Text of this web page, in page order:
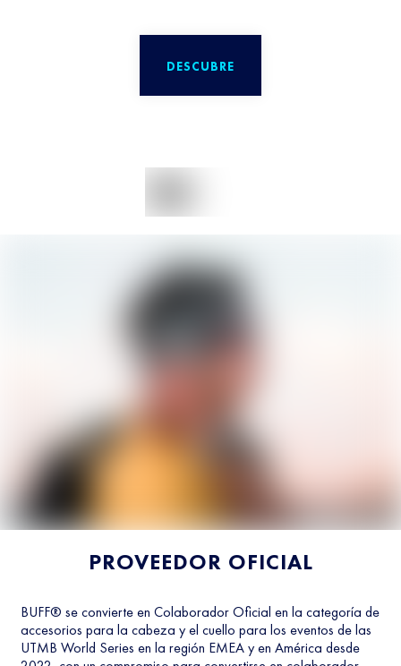
DESCUBRE
PROVEEDOR OFICIAL
BUFF® se convierte en Colaborador Oficial en la categoría de
accesorios para la cabeza y el cuello para los eventos de las
UTMB World Series en la región EMEA y en América desde